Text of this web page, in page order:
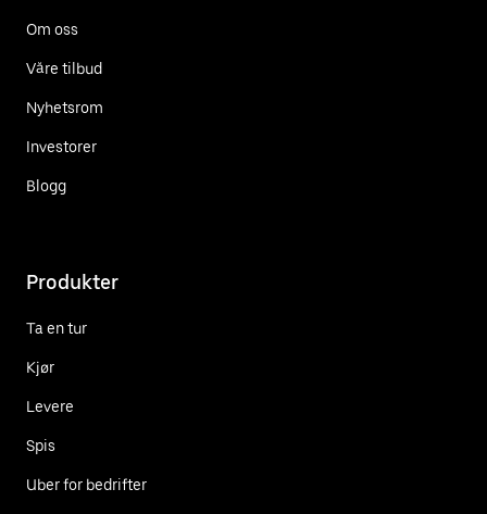
Om oss
Våre tilbud
Nyhetsrom
Investorer
Blogg
Produkter
Ta en tur
Kjør
Levere
Spis
Uber for bedrifter